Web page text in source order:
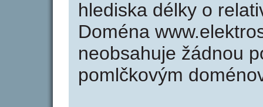
hlediska délky o
Doména
neobsahuje žádnou
pomlčkovým